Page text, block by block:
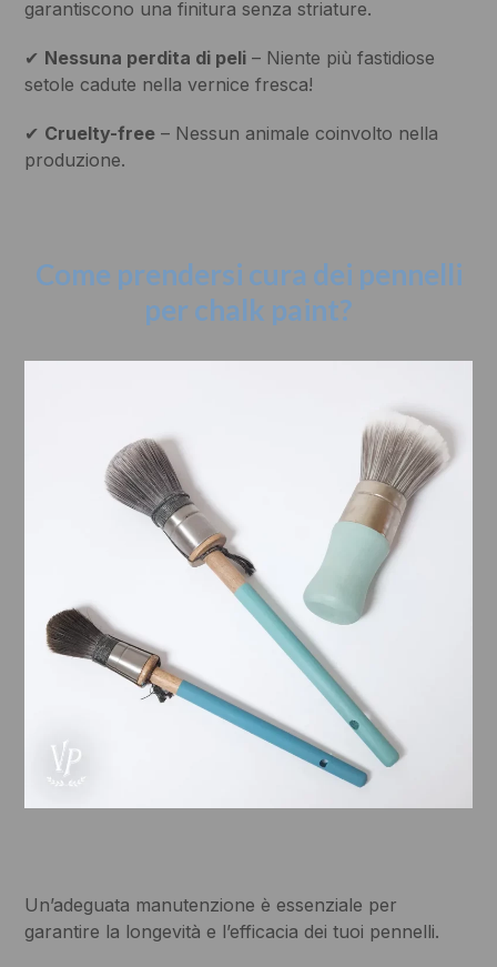
garantiscono una finitura senza striature.
✔ Nessuna perdita di peli – Niente più fastidiose
setole cadute nella vernice fresca!
✔ Cruelty-free – Nessun animale coinvolto nella
produzione.
Come prendersi cura dei pennelli
per chalk paint?
Un’adeguata manutenzione è essenziale per
garantire la longevità e l’efficacia dei tuoi pennelli.